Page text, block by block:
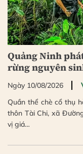
Quảng Ninh
rừng nguyên
Ngày 10/08/2026
Quần thể chè cổ thụ
thôn Tài Chi, xã
vị giá…